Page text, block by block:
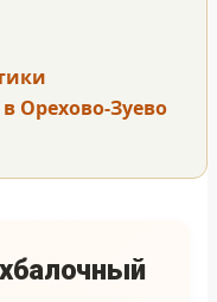
Орехово-Зуево